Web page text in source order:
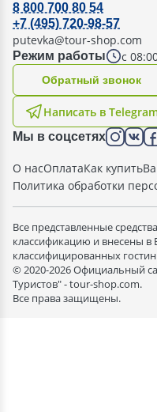
Режим работы с
8 800 700 80 54
+7 (495) 720-98-57
putevka@tour-shop.com
Написать в
Oбратный звонок
Мы в соцсетях
О насОплатаКак купить
Политика обработки
Все представленные
классификацию и внесены
классифицированных
© 2020-2026 Официальный
Туристов" - tour-shop.com.
Все права защищены.